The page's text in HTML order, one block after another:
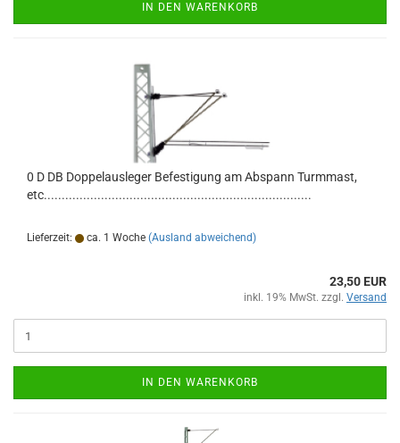
IN DEN WARENKORB
0 D DB Doppelausleger Befestigung am Abspann Turmmast,
etc...........................................................................
Lieferzeit: ca. 1 Woche (Ausland abweichend)
23,50 EUR
inkl. 19% MwSt. zzgl. Versand
IN DEN WARENKORB